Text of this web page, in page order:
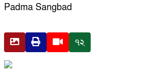
Padma Sangbad
৭২